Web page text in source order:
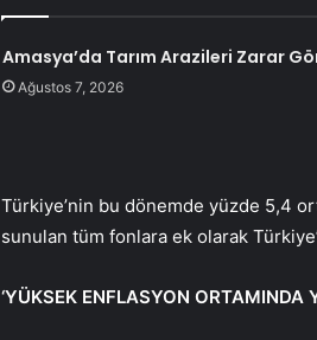
Amasya’da Tarım Arazileri Zarar
Ağustos 7, 2026
Türkiye’nin bu dönemde yüzde 5,4
sunulan tüm fonlara ek olarak
‘YÜKSEK ENFLASYON ORTAMINDA